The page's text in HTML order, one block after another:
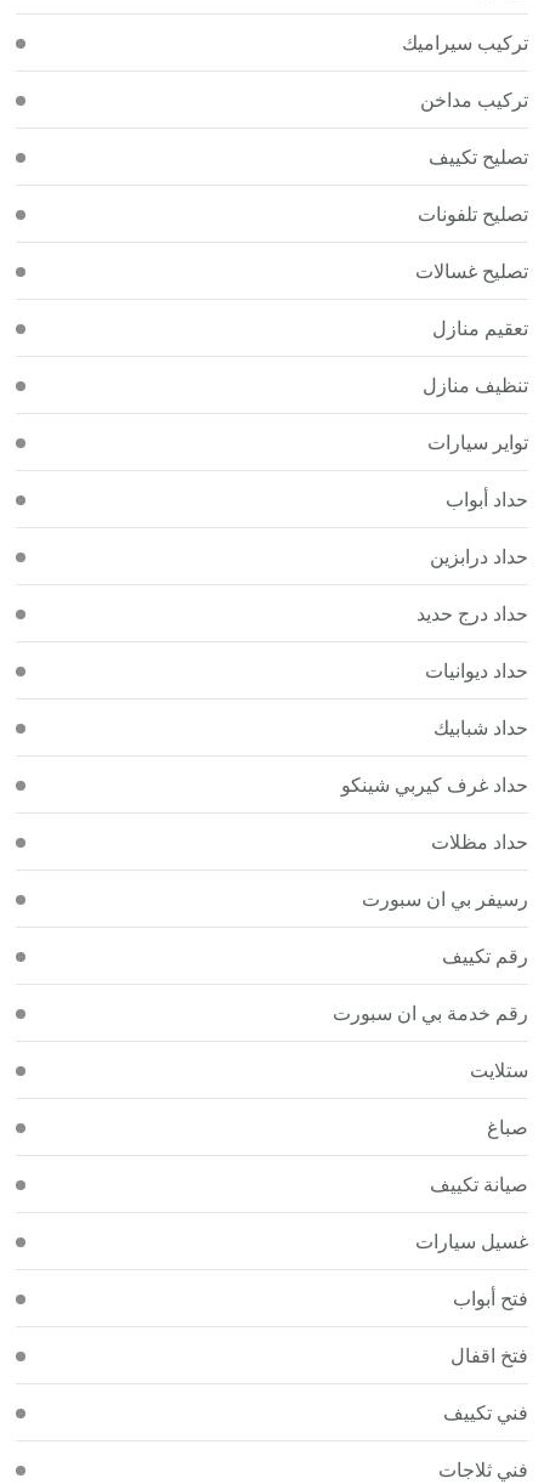
تركيب سيراميك
تركيب مداخن
تصليح تكييف
تصليح تلفونات
تصليح غسالات
تعقيم منازل
تنظيف منازل
تواير سيارات
حداد أبواب
حداد درابزين
حداد درج حديد
حداد ديوانيات
حداد شبابيك
حداد غرف كيربي شينكو
حداد مظلات
رسيفر بي ان سبورت
رقم تكييف
رقم خدمة بي ان سبورت
ستلايت
صباغ
صيانة تكييف
غسيل سيارات
فتح أبواب
فتخ اقفال
فني تكييف
فني ثلاجات